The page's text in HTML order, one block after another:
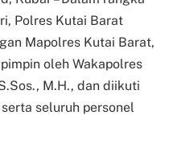
Polres Kutai Barat
Mapolres Kutai Barat,
oleh Wakapolres
M.H., dan diikuti
seluruh personel